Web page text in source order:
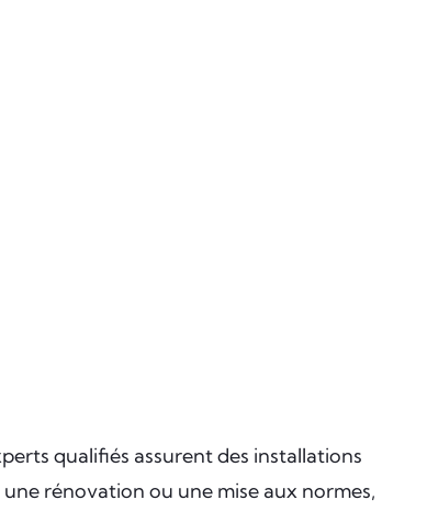
qualifiés assurent des installations
rénovation ou une mise aux normes,